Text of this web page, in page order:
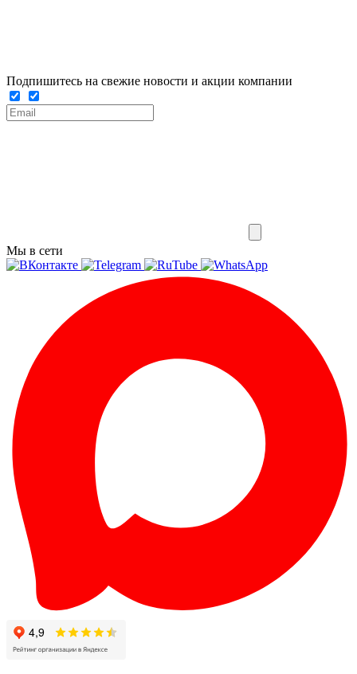
Подпишитесь на свежие новости и акции компании
Мы в сети